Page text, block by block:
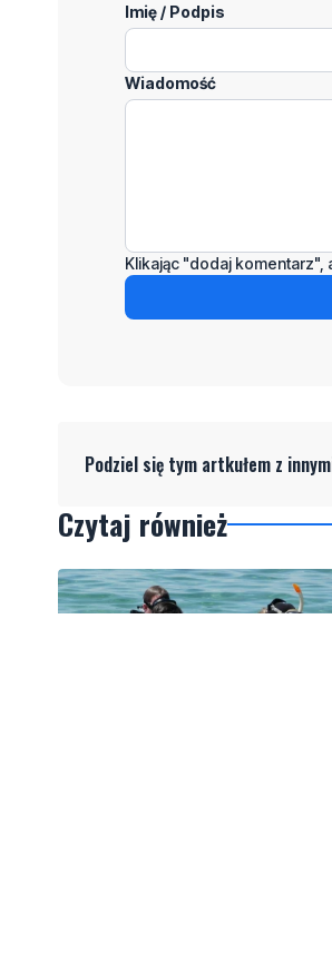
Imię / Podpis
Wiadomość
Klikając "dodaj
Podziel się tym artkułem z
Czytaj również